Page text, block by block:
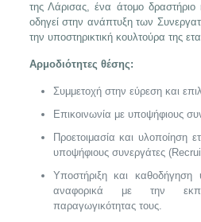
της Λάρισας, ένα άτομο δραστήριο
οδηγεί στην ανάπτυξη των
την υποστηρικτική κουλτούρα της
Αρμοδιότητες θέσης:
Συμμετοχή στην εύρεση και
Επικοινωνία με υποψήφιους
Προετοιμασία και υλοποίηση
υποψήφιους συνεργάτες
Υποστήριξη και καθοδήγηση
αναφορικά με την
παραγωγικότητας τους.